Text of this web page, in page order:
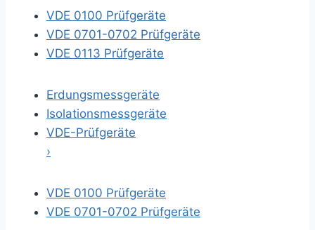
VDE 0100 Prüfgeräte
VDE 0701-0702 Prüfgeräte
VDE 0113 Prüfgeräte
Erdungsmessgeräte
Isolationsmessgeräte
VDE-Prüfgeräte
›
VDE 0100 Prüfgeräte
VDE 0701-0702 Prüfgeräte